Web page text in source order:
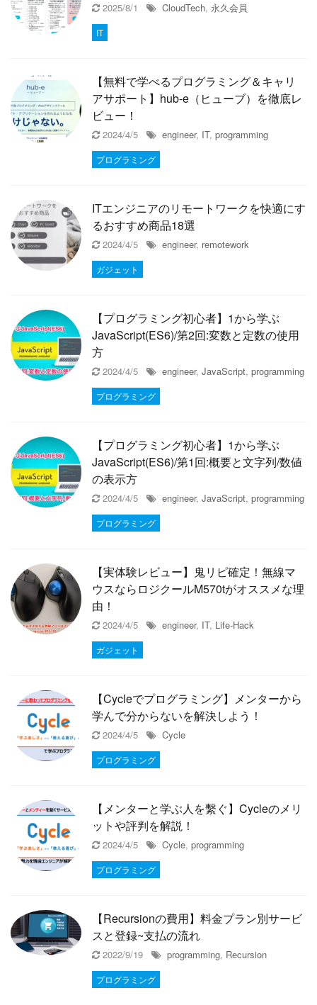
2025/8/1 CloudTech, 永久会員
IT
【無料で学べるプログラミング＆キャリ
アサポート】hub-e（ヒューブ）を徹底レ
ビュー！
2024/4/5 engineer, IT, programming
プログラミング
ITエンジニアのリモートワークを快適にす
るおすすめ商品18選
2024/4/5 engineer, remotework
ガジェット
【プログラミング初心者】1から学ぶ
JavaScript(ES6)/第2回:変数と定数の使用
方
2024/4/5 engineer, JavaScript, programming
プログラミング
【プログラミング初心者】1から学ぶ
JavaScript(ES6)/第1回:概要と文字列/数値
の表示方
2024/4/5 engineer, JavaScript, programming
プログラミング
【実体験レビュー】鬼リピ確定！無線マ
ウスならロジクールM570tがオススメな理
由！
2024/4/5 engineer, IT, Life-Hack
ガジェット
【Cycleでプログラミング】メンターから
学んで分からないを解決しよう！
2024/4/5 Cycle
プログラミング
【メンターと学ぶ人を繫ぐ】Cycleのメリ
ットや評判を解説！
2024/4/5 Cycle, programming
プログラミング
【Recursionの費用】料金プラン別サービ
スと登録~支払の流れ
2022/9/19 programming, Recursion
プログラミング